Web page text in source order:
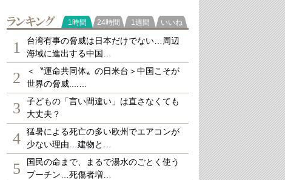
ランキング
1時間 24時間 1週間 いいね
1
台湾有事の脅威は日本だけでない…周辺
海域に進出する中国…
2
＜〝運命共同体〟の日米台＞中国こそが
世界の脅威....…
3
子どもの「言い間違い」は直さなくても
大丈夫？
4
猛暑による死亡の多い欧州でエアコンが
少ない理由…建物と…
5
国民の命まで、まるで湯水のごとく使う
プーチン…死傷者増…